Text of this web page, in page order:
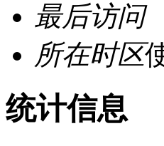
最后访问
所在时区
统计信息